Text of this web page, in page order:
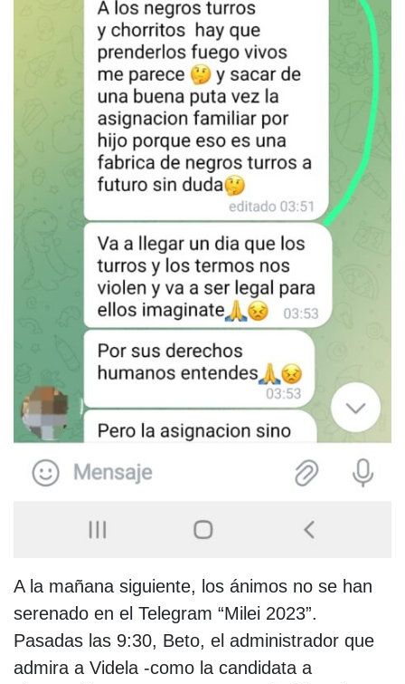
A la mañana siguiente, los ánimos no se han
serenado en el Telegram “Milei 2023”.
Pasadas las 9:30, Beto, el administrador que
admira a Videla -como la candidata a